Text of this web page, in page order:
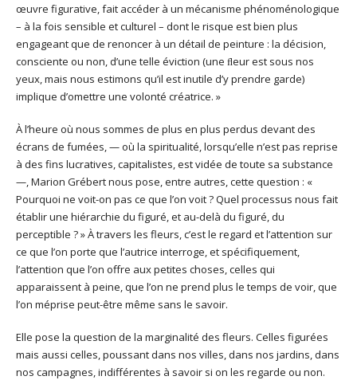
œuvre figurative, fait accéder à un mécanisme phénoménologique
– à la fois sensible et culturel – dont le risque est bien plus
engageant que de renoncer à un détail de peinture : la décision,
consciente ou non, d’une telle éviction (une ﬂeur est sous nos
yeux, mais nous estimons qu’il est inutile d’y prendre garde)
implique d’omettre une volonté créatrice. »
À l’heure où nous sommes de plus en plus perdus devant des
écrans de fumées, — où la spiritualité, lorsqu’elle n’est pas reprise
à des fins lucratives, capitalistes, est vidée de toute sa substance
—, Marion Grébert nous pose, entre autres, cette question : «
Pourquoi ne voit-on pas ce que l’on voit ? Quel processus nous fait
établir une hiérarchie du figuré, et au-delà du figuré, du
perceptible ? » À travers les fleurs, c’est le regard et l’attention sur
ce que l’on porte que l’autrice interroge, et spécifiquement,
l’attention que l’on offre aux petites choses, celles qui
apparaissent à peine, que l’on ne prend plus le temps de voir, que
l’on méprise peut-être même sans le savoir.
Elle pose la question de la marginalité des fleurs. Celles figurées
mais aussi celles, poussant dans nos villes, dans nos jardins, dans
nos campagnes, indifférentes à savoir si on les regarde ou non.